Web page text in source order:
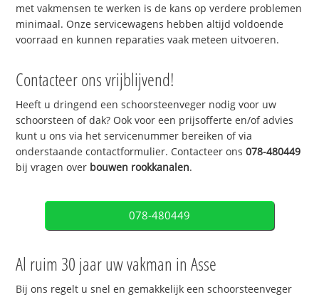
met vakmensen te werken is de kans op verdere problemen
minimaal. Onze servicewagens hebben altijd voldoende
voorraad en kunnen reparaties vaak meteen uitvoeren.
Contacteer ons vrijblijvend!
Heeft u dringend een schoorsteenveger nodig voor uw
schoorsteen of dak? Ook voor een prijsofferte en/of advies
kunt u ons via het servicenummer bereiken of via
onderstaande contactformulier. Contacteer ons078-480449
bij vragen over bouwen rookkanalen.
078-480449
Al ruim 30 jaar uw vakman in Asse
Bij ons regelt u snel en gemakkelijk een schoorsteenveger